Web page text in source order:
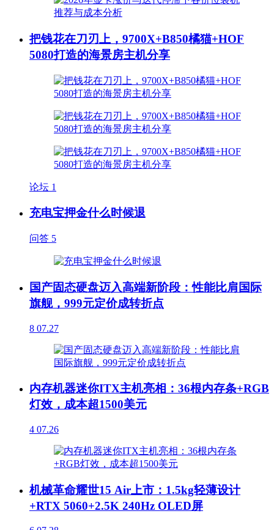
把钱花在刀刃上，9700X+B850橘猫+HOF
5080打造的海景房主机分享
论坛 1
充电宝押金什么时候退
问答 5
国产固态硬盘迈入高端新阶段：性能比肩国际
旗舰，999元定价成转折点
8 07.27
内存机器迷你ITX主机亮相：36根内存条+RGB
灯效，成本超1500美元
4 07.26
机械革命耀世15 Air上市：1.5kg轻薄设计
+RTX 5060+2.5K 240Hz OLED屏